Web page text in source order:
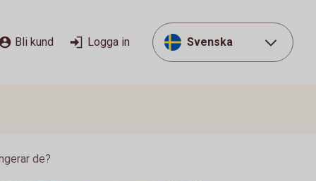
Bli kund Logga in Svenska
de?